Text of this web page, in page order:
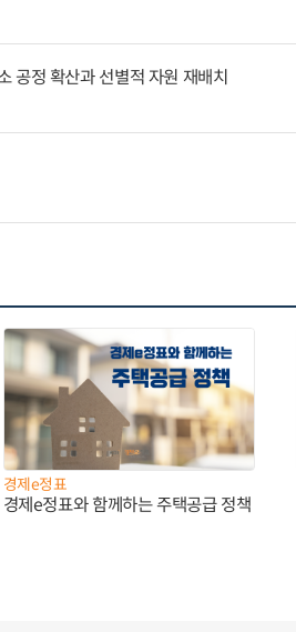
공정 확산과 선별적 자원 재배치
경제e정표
경제e정표와 함께하는 주택공급 정책